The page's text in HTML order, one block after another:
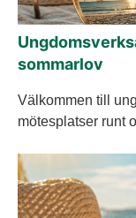
sommarlov
Välkommen till
mötesplatser runt